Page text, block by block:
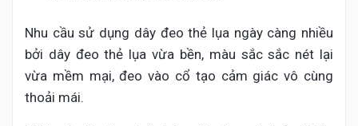
Nhu cầu sử dụng dây đeo thẻ lụa ngày càng nhiều
bởi dây đeo thẻ lụa vừa bền, màu sắc sắc nét lại
vừa mềm mại, đeo vào cổ tạo cảm giác vô cùng
thoải mái.